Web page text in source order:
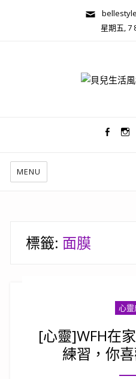
星期五, 7
MENU
標籤: 面膜
心
[心靈]WFH在
練習，你